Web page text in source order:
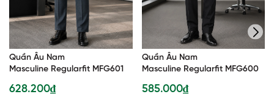
Quần Âu Nam
Masculine Regularfit MFG601
628.200₫
Quần Âu Nam
Masculine Regularfit MFG600
585.000₫